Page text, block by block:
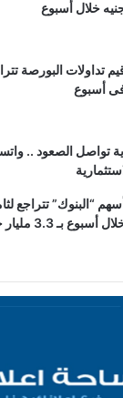
خلال أسبوع
أسبوع
تواصل الصعود ..
“البنوك” تتراجع
أسبوع بـ 3.3 مليار جنيه